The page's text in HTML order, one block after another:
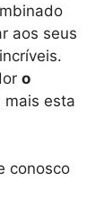
aos seus
o
mais esta
conosco